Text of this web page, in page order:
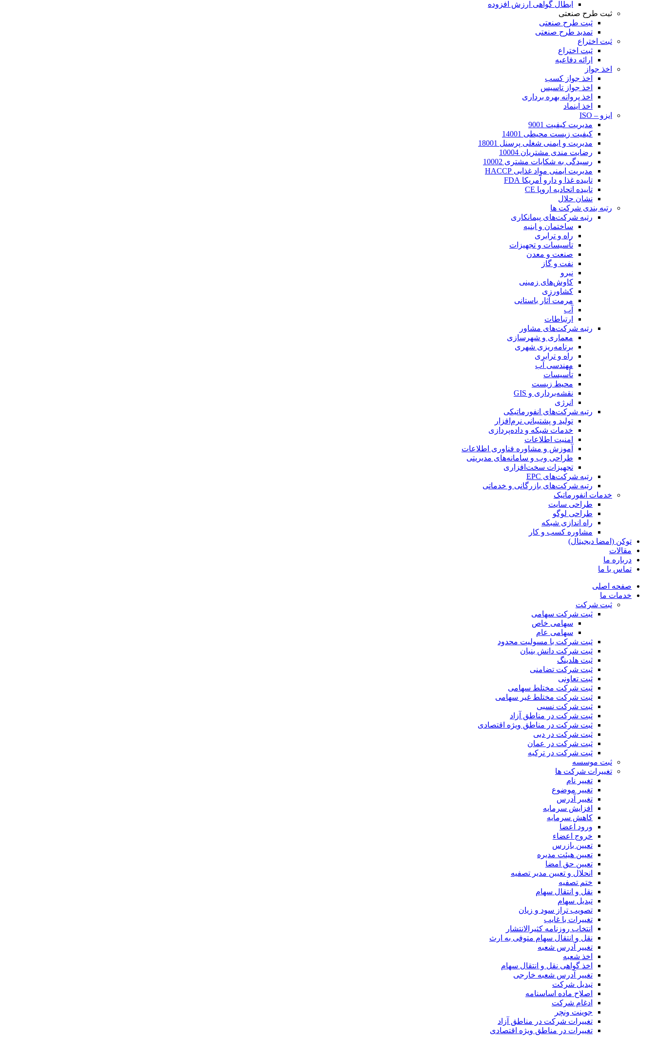
ابطال گواهی ارزش افزوده
ثبت طرح صنعتی
ثبت طرح صنعتی
تمدید طرح صنعتی
ثبت اختراع
ثبت اختراع
ارائه دفاعیه
اخذ جواز
اخذ جواز کسب
اخذ جواز تاسیس
اخذ پروانه بهره برداری
اخذ اینماد
ایزو – ISO
مدیریت کیفیت 9001
کیفیت زیست محیطی 14001
مدیریت و ایمنی شغلی پرسنل 18001
رضایت مندی مشتریان 10004
رسیدگی به شکایات مشتری 10002
مدیریت ایمنی مواد غذایی HACCP
تاییده غذا و دارو آمریکا FDA
تاییده اتحادیه اروپا CE
نشان حلال
رتبه بندی شرکت ها
رتبه شرکت‌های پیمانکاری
ساختمان و ابنیه
راه و ترابری
تأسیسات و تجهیزات
صنعت و معدن
نفت و گاز
نیرو
کاوش‌های زمینی
کشاورزی
مرمت آثار باستانی
آب
ارتباطات
رتبه شرکت‌های مشاور
معماری و شهرسازی
برنامه‌ریزی شهری
راه و ترابری
مهندسی آب
تأسیسات
محیط زیست
نقشه‌برداری و GIS
انرژی
رتبه شرکت‌های انفورماتیکی
تولید و پشتیبانی نرم‌افزار
خدمات شبکه و داده‌پردازی
امنیت اطلاعات
آموزش و مشاوره فناوری اطلاعات
طراحی وب و سامانه‌های مدیریتی
تجهیزات سخت‌افزاری
رتبه شرکت‌های EPC
رتبه شرکت‌های بازرگانی و خدماتی
خدمات انفورماتیک
طراحی سایت
طراحی لوگو
راه اندازی شبکه
مشاوره کسب و کار
توکن (امضا دیجیتال)
مقالات
درباره ما
تماس با ما
صفحه اصلی
خدمات ما
ثبت شرکت
ثبت شرکت سهامی
سهامی خاص
سهامی عام
ثبت شرکت با مسولیت محدود
ثبت شرکت دانش بنیان
ثبت هلدینگ
ثبت شرکت تضامنی
ثبت تعاونی
ثبت شرکت مختلط سهامی
ثبت شرکت مختلط غیر سهامی
ثبت شرکت نسبی
ثبت شرکت در مناطق آزاد
ثبت شرکت در مناطق ویژه اقتصادی
ثبت شرکت در دبی
ثبت شرکت در عمان
ثبت شرکت در ترکیه
ثبت موسسه
تغییرات شرکت ها
تغییر نام
تغییر موضوع
تغییر آدرس
افزایش سرمایه
کاهش سرمایه
ورود اعضا
خروج اعضاء
تعیین بازرس
تعیین هیئت مدیره
تعیین حق امضا
انحلال و تعیین مدیر تصفیه
ختم تصفیه
نقل و انتقال سهام
تبدیل سهام
تصویب تراز سود و زیان
تغییرات با غایب
انتخاب روزنامه کثیرالانتشار
نقل و انتقال سهام متوفی به ارث
تغییر آدرس شعبه
اخذ شعبه
اخذ گواهی نقل و انتقال سهام
تغییر آدرس شعبه خارجی
تبدیل شرکت
اصلاح ماده اساسنامه
ادغام شرکت
جوینت ونچر
تغییرات شرکت در مناطق آزاد
تغییرات در مناطق ویژه اقتصادی